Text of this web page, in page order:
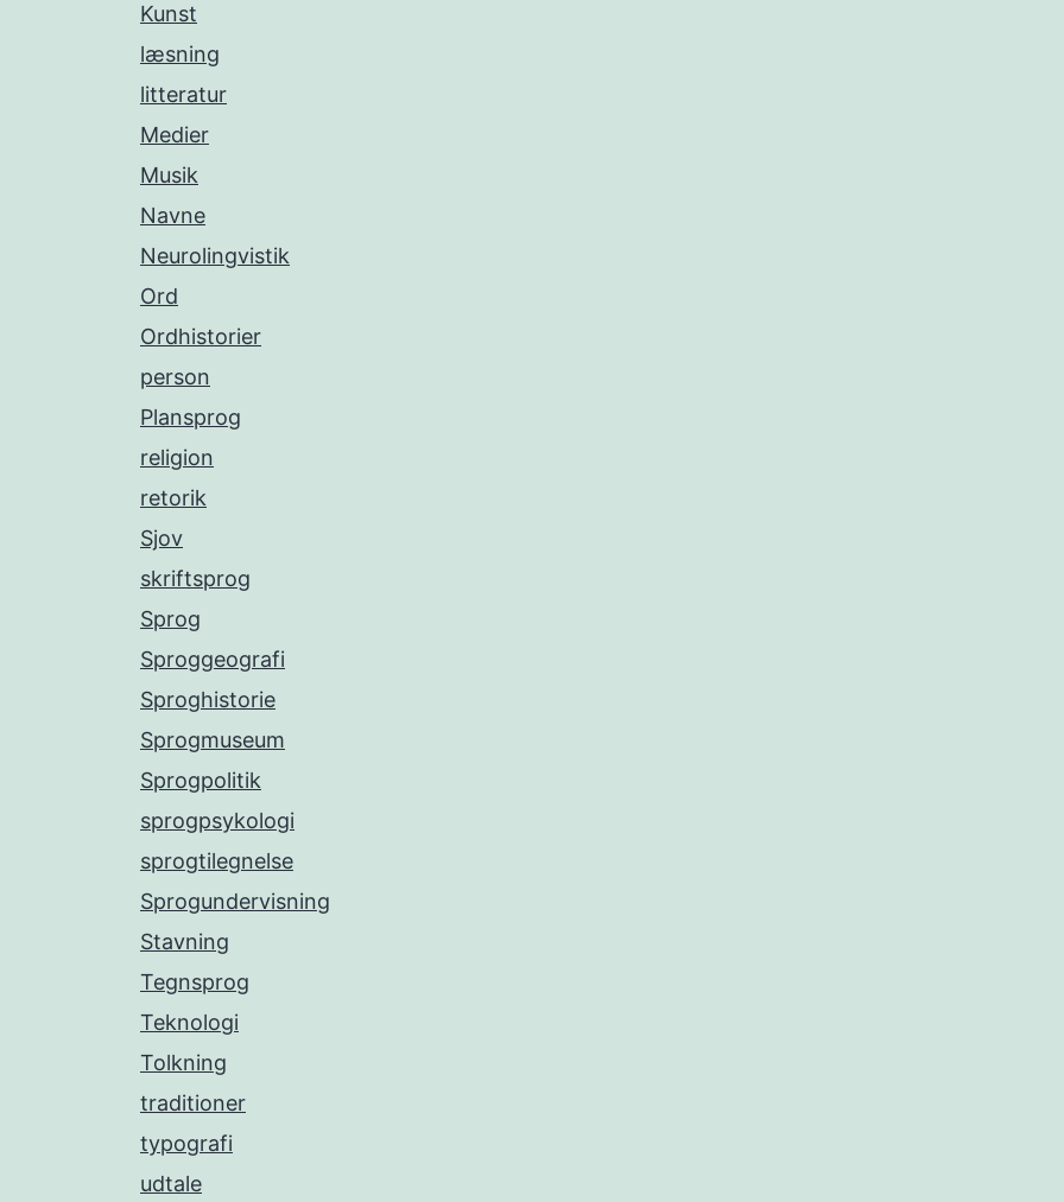
Kunst
læsning
litteratur
Medier
Musik
Navne
Neurolingvistik
Ord
Ordhistorier
person
Plansprog
religion
retorik
Sjov
skriftsprog
Sprog
Sproggeografi
Sproghistorie
Sprogmuseum
Sprogpolitik
sprogpsykologi
sprogtilegnelse
Sprogundervisning
Stavning
Tegnsprog
Teknologi
Tolkning
traditioner
typografi
udtale